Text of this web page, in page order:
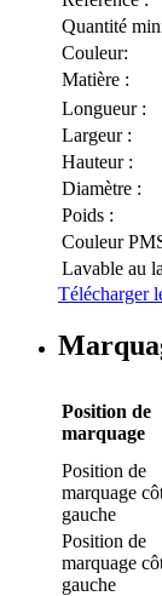
Quantité
Couleur:
Matière :
Longueur :
Largeur :
Hauteur :
Diamètre :
Poids :
Couleur
Lavable au
Télécharger
Position de
marquage
Position de
marquage
gauche
Position de
marquage
gauche